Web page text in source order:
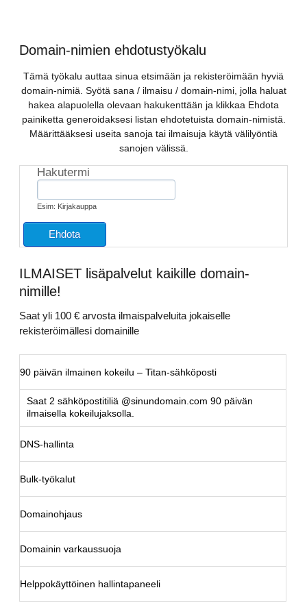
Domain-nimien ehdotustyökalu
Tämä työkalu auttaa sinua etsimään ja rekisteröimään hyviä
domain-nimiä. Syötä sana / ilmaisu / domain-nimi, jolla haluat
hakea alapuolella olevaan hakukenttään ja klikkaa Ehdota
painiketta generoidaksesi listan ehdotetuista domain-nimistä.
Määrittääksesi useita sanoja tai ilmaisuja käytä välilyöntiä
sanojen välissä.
Hakutermi
Esim: Kirjakauppa
ILMAISET lisäpalvelut kaikille domain-
nimille!
Saat yli 100 € arvosta ilmaispalveluita jokaiselle
rekisteröimällesi domainille
90 päivän ilmainen kokeilu – Titan-sähköposti
Saat 2 sähköpostitiliä @sinundomain.com 90 päivän
ilmaisella kokeilujaksolla.
DNS-hallinta
Bulk-työkalut
Domainohjaus
Domainin varkaussuoja
Helppokäyttöinen hallintapaneeli